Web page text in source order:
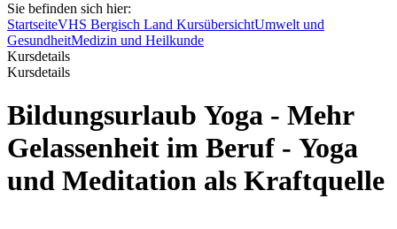
Sie befinden sich hier:
StartseiteVHS Bergisch Land KursübersichtUmwelt und
GesundheitMedizin und Heilkunde
Kursdetails
Kursdetails
Bildungsurlaub Yoga - Mehr
Gelassenheit im Beruf - Yoga
und Meditation als Kraftquelle